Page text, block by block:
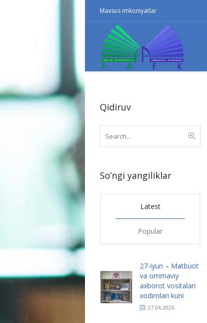
Maxsus imkoniyatlar
Qidiruv
So’ngi yangiliklar
Latest
Popular
27-iyun – Matbuot
va ommaviy
axborot vositalari
xodimlari kuni
27.06.2026